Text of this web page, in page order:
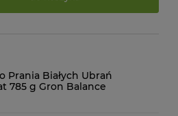
Prania Białych Ubrań
785 g Gron Balance